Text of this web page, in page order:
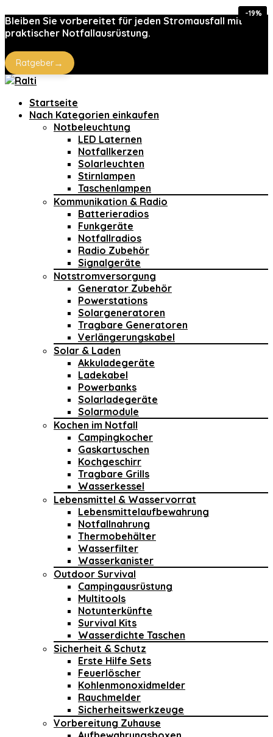
Bleiben Sie vorbereitet für jeden Stromausfall mit
praktischer Notfallausrüstung.
Ratgeber→
Startseite
Nach Kategorien einkaufen
Notbeleuchtung
LED Laternen
Notfallkerzen
Solarleuchten
Stirnlampen
Taschenlampen
Kommunikation & Radio
Batterieradios
Funkgeräte
Notfallradios
Radio Zubehör
Signalgeräte
Notstromversorgung
Generator Zubehör
Powerstations
Solargeneratoren
Tragbare Generatoren
Verlängerungskabel
Solar & Laden
Akkuladegeräte
Ladekabel
Powerbanks
Solarladegeräte
Solarmodule
Kochen im Notfall
Campingkocher
Gaskartuschen
Kochgeschirr
Tragbare Grills
Wasserkessel
Lebensmittel & Wasservorrat
Lebensmittelaufbewahrung
Notfallnahrung
Thermobehälter
Wasserfilter
Wasserkanister
Outdoor Survival
Campingausrüstung
Multitools
Notunterkünfte
Survival Kits
Wasserdichte Taschen
Sicherheit & Schutz
Erste Hilfe Sets
Feuerlöscher
Kohlenmonoxidmelder
Rauchmelder
Sicherheitswerkzeuge
Vorbereitung Zuhause
-52%
-15%
-27%
-19%